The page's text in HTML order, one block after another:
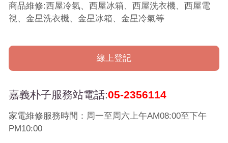
商品維修:西屋冷氣、西屋冰箱、西屋洗衣機、西屋電
視、金星洗衣機、金星冰箱、金星冷氣等
線上登記
嘉義朴子服務站電話:05-2356114
家電維修服務時間：周一至周六上午AM08:00至下午
PM10:00